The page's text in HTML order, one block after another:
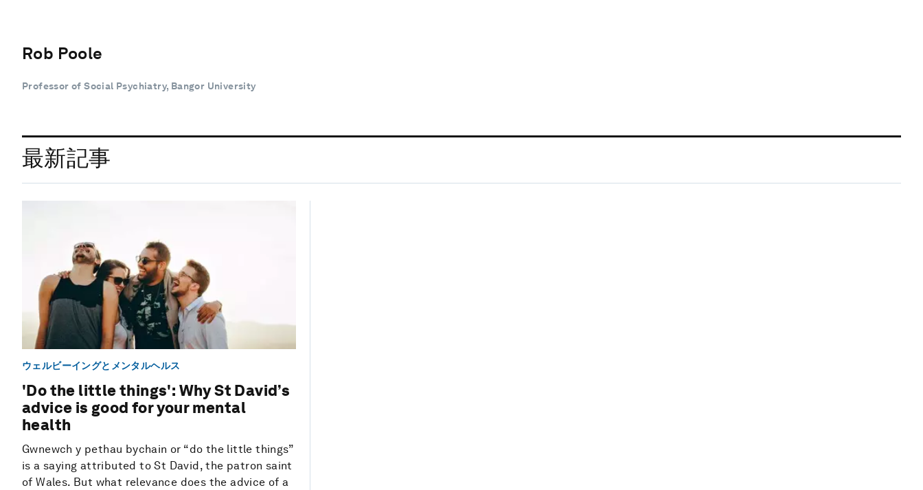
Rob Poole
Professor of Social Psychiatry, Bangor University
最新記事
ウェルビーイングとメンタルヘルス
'Do the little things': Why St David’s
advice is good for your mental
health
Gwnewch y pethau bychain or “do the little things”
is a saying attributed to St David, the patron saint
of Wales. But what relevance does the advice of a